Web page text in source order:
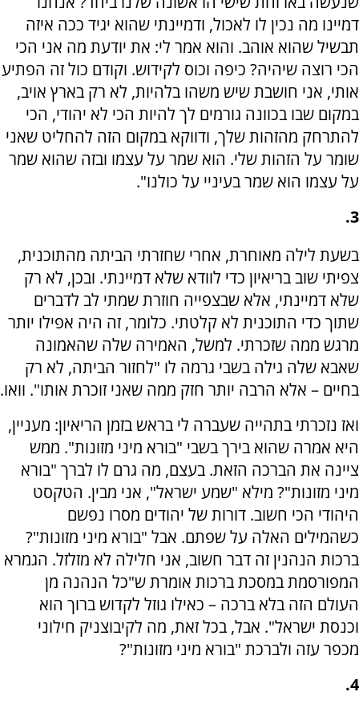
דמיינו מה נכין לו לאכול, ודמיינתי שהוא יגיד ככה איזה
תבשיל שהוא אוהב. והוא אמר לי: את יודעת מה אני הכי
הכי רוצה שיהיה? כיפה וכוס לקידוש. וקודם כול זה הפתיע
אותי, אני חושבת שיש משהו בלהיות, לא רק בארץ אויב,
במקום שבו בכוונה גורמים לך להיות הכי לא יהודי, הכי
להתרחק מהזהות שלך, ודווקא במקום הזה להחליט שאני
שומר על הזהות שלי. הוא שמר על עצמו ובזה שהוא שמר
על עצמו הוא שמר בעיניי על כולנו".
3.
בשעת לילה מאוחרת, אחרי שחזרתי הביתה מהתוכנית,
צפיתי שוב בריאיון כדי לוודא שלא דמיינתי. ובכן, לא רק
שלא דמיינתי, אלא שבצפייה חוזרת שמתי לב לדברים
שתוך כדי התוכנית לא קלטתי. כלומר, זה היה אפילו יותר
מרגש ממה שזכרתי. למשל, האמירה שלה שהאמונה
שאבא שלה גילה בשבי גרמה לו "לחזור הביתה, לא רק
בחיים – אלא הרבה יותר חזק ממה שאני זוכרת אותו". וואו.
ואז נזכרתי בתהייה שעברה לי בראש בזמן הריאיון: מעניין,
היא אמרה שהוא בירך בשבי "בורא מיני מזונות". ממש
ציינה את הברכה הזאת. בעצם, מה גרם לו לברך "בורא
מיני מזונות"? מילא "שמע ישראל", אני מבין. הטקסט
היהודי הכי חשוב. דורות של יהודים מסרו נפשם
כשהמילים האלה על שפתם. אבל "בורא מיני מזונות"?
ברכות הנהנין זה דבר חשוב, אני חלילה לא מזלזל. הגמרא
המפורסמת במסכת ברכות אומרת ש"כל הנהנה מן
העולם הזה בלא ברכה – כאילו גוזל לקדוש ברוך הוא
וכנסת ישראל". אבל, בכל זאת, מה לקיבוצניק חילוני
מכפר עזה ולברכת "בורא מיני מזונות"?
4.